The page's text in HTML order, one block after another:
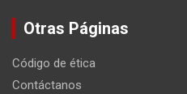
Otras Páginas
Código de ética
Contáctanos